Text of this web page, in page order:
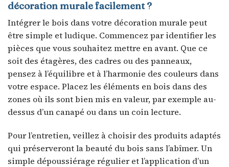
décoration murale facilement ?
Intégrer le bois dans votre décoration murale peut
être simple et ludique. Commencez par identifier les
pièces que vous souhaitez mettre en avant. Que ce
soit des étagères, des cadres ou des panneaux,
pensez à l’équilibre et à l’harmonie des couleurs dans
votre espace. Placez les éléments en bois dans des
zones où ils sont bien mis en valeur, par exemple au-
dessus d’un canapé ou dans un coin lecture.
Pour l’entretien, veillez à choisir des produits adaptés
qui préserveront la beauté du bois sans l’abîmer. Un
simple dépoussiérage régulier et l’application d’un